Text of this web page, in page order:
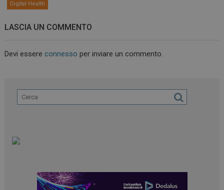
Digital Health
LASCIA UN COMMENTO
Devi essereconnesso per inviare un commento.